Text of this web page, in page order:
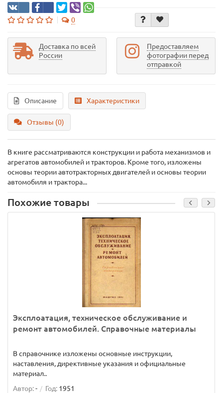
0
Доставка по всей
России
Предоставляем
фотографии перед
отправкой
Описание Характеристики
Отзывы (0)
В книге рассматриваются конструкции и работа механизмов и
агрегатов автомобилей и тракторов. Кроме того, изложены
основы теории автотракторных двигателей и основы теории
автомобиля и трактора...
Похожие товары
Эксплоатация, техническое обслуживание и
ремонт автомобилей. Справочные материалы
В справочнике изложены основные инструкции,
наставления, директивные указания и официальные
материал..
Автор:- Год: 1951